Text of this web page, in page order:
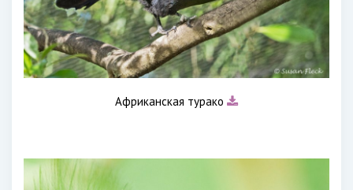
Африканская турако